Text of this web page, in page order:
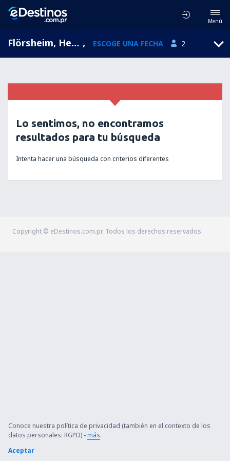
Menú
Flörsheim, Hesse, Alemania , ESCOGE UNA FECHA 2
Lo sentimos, no encontramos
resultados para tu búsqueda
Intenta hacer una búsqueda con criterios diferentes
Copyright © eDestinos.com.pr. Todos los derechos reservados.
Conoce nuestra política de privacidad (también en el contexto de los
datos personales: RGPD) -más.
Aceptar